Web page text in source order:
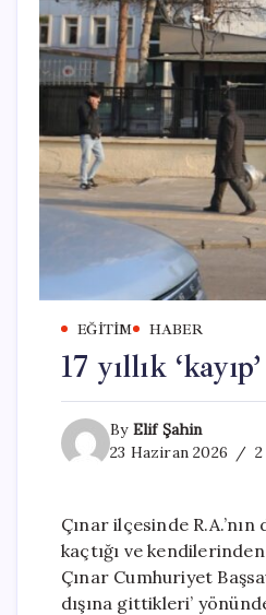
EĞITIM HABER
17 yıllık
By Elif Şahin
23 Haziran 2026
Çınar ilçesinde
kaçtığı ve
Çınar Cumhuriyet
dışına gittikleri’